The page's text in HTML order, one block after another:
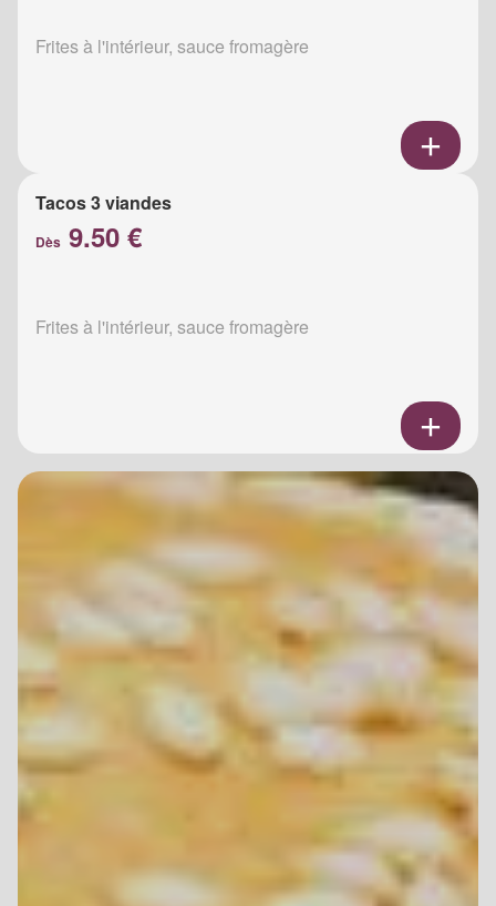
Frites à l'intérieur, sauce fromagère
Tacos 3 viandes
Dès 9.50 €
Frites à l'intérieur, sauce fromagère